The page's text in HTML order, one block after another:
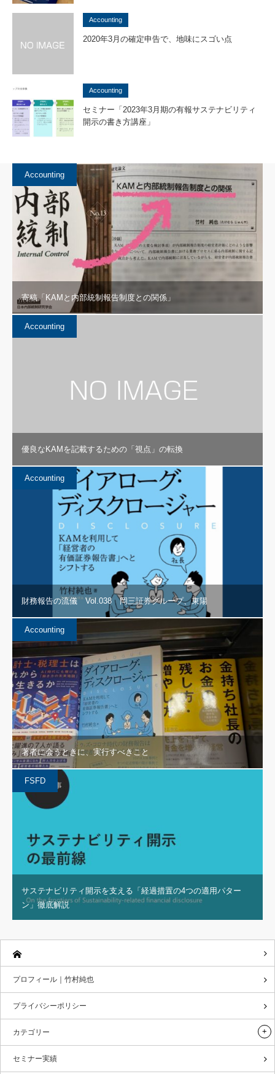
Accounting
2020年3月の確定申告で、地味にスゴい点
Accounting
セミナー「2023年3月期の有報サステナビリティ
開示の書き方講座」
Accounting
寄稿「KAMと内部統制報告制度との関係」
Accounting
優良なKAMを記載するための「視点」の転換
Accounting
財務報告の流儀 Vol.038 岡三証券グループ、東陽
Accounting
著者に会うときに、実行すべきこと
FSFD
サステナビリティ開示を支える「経過措置の4つの適用パター
ン」徹底解説
プロフィール｜竹村純也
プライバシーポリシー
カテゴリー
セミナー実績